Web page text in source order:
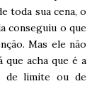
toda sua cena, o
conseguiu o que
Mas ele não
que acha que é a
de limite ou de